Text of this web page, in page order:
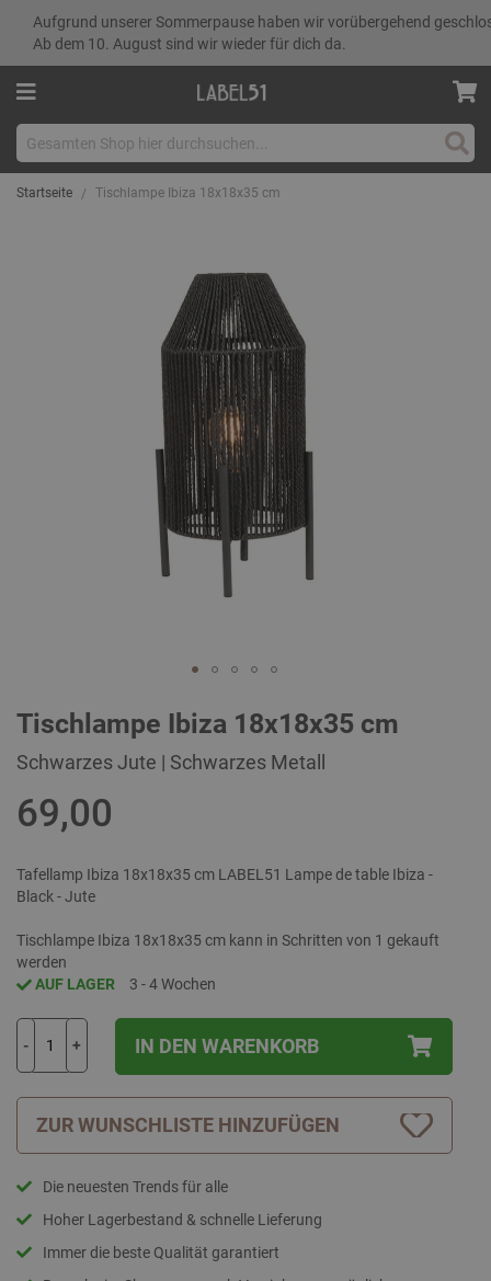
Aufgrund unserer Sommerpause haben wir vorübergehend
Ab dem 10. August sind wir wieder für dich da.
Anfang
Bildgalerie
Startseite Tischlampe Ibiza 18x18x35 cm
Tischlampe Ibiza 18x18x35 cm
Schwarzes Jute | Schwarzes Metall
69,00
Tafellamp Ibiza 18x18x35 cm LABEL51 Lampe de table Ibiza -
Black - Jute
Tischlampe Ibiza 18x18x35 cm kann in Schritten von 1 gekauft
werden
AUF LAGER
3 - 4 Wochen
- + IN DEN WARENKORB
ZUR WUNSCHLISTE HINZUFÜGEN
Die neuesten Trends für alle
Hoher Lagerbestand & schnelle Lieferung
Immer die beste Qualität garantiert